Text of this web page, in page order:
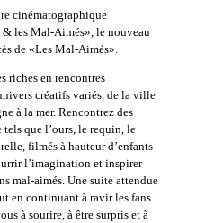
cinématographique
les Mal-Aimés», le nouveau
de «Les Mal-Aimés».
riches en rencontres
créatifs variés, de la ville
à la mer. Rencontrez des
tels que l’ours, le requin, le
filmés à hauteur d’enfants
l’imagination et inspirer
mal-aimés. Une suite attendue
en continuant à ravir les fans
à sourire, à être surpris et à